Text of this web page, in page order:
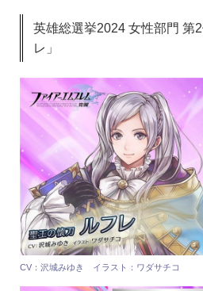
英雄総選挙2024 女性部門 第
レ」
CV：沢城みゆき イラスト：ワダサチコ